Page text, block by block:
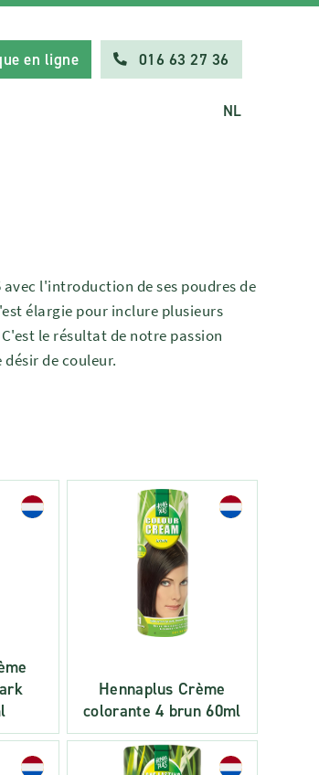
en ligne 016 63 27 36
NL
l'introduction de ses poudres de
élargie pour inclure plusieurs
le résultat de notre passion
de couleur.
Hennaplus Crème
colorante 4 brun 60ml